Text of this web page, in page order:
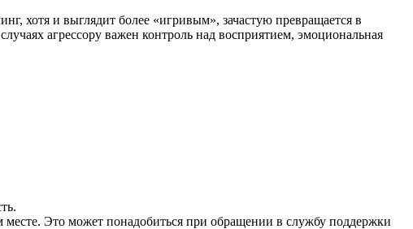
хотя и выглядит более «игривым», зачастую превращается в
агрессору важен контроль над восприятием, эмоциональная
Это может понадобиться при обращении в службу поддержки